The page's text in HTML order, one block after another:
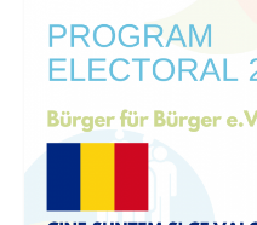
Mitglied werden
Stadträte